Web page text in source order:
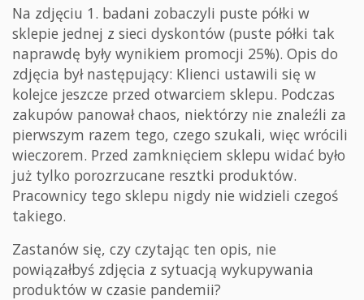
Na zdjęciu 1. badani zobaczyli puste półki w
sklepie jednej z sieci dyskontów (puste półki tak
naprawdę były wynikiem promocji 25%). Opis do
zdjęcia był następujący: Klienci ustawili się w
kolejce jeszcze przed otwarciem sklepu. Podczas
zakupów panował chaos, niektórzy nie znaleźli za
pierwszym razem tego, czego szukali, więc wrócili
wieczorem. Przed zamknięciem sklepu widać było
już tylko porozrzucane resztki produktów.
Pracownicy tego sklepu nigdy nie widzieli czegoś
takiego.
Zastanów się, czy czytając ten opis, nie
powiązałbyś zdjęcia z sytuacją wykupywania
produktów w czasie pandemii?